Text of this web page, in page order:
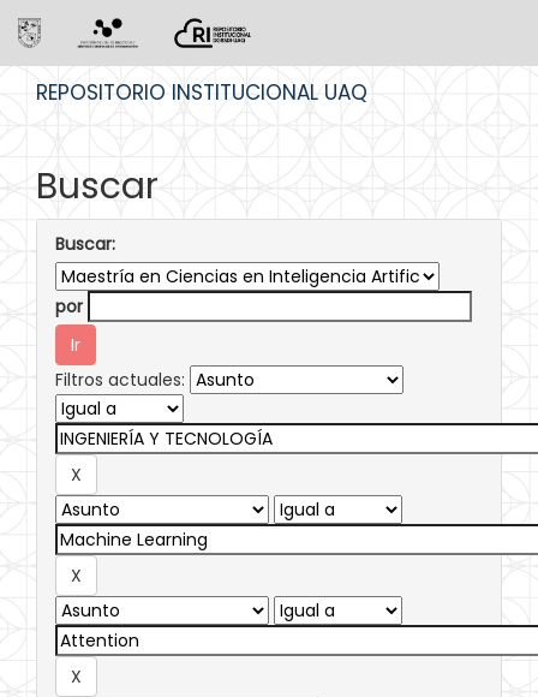
REPOSITORIO INSTITUCIONAL UAQ
Buscar
Buscar:
por
Filtros actuales: